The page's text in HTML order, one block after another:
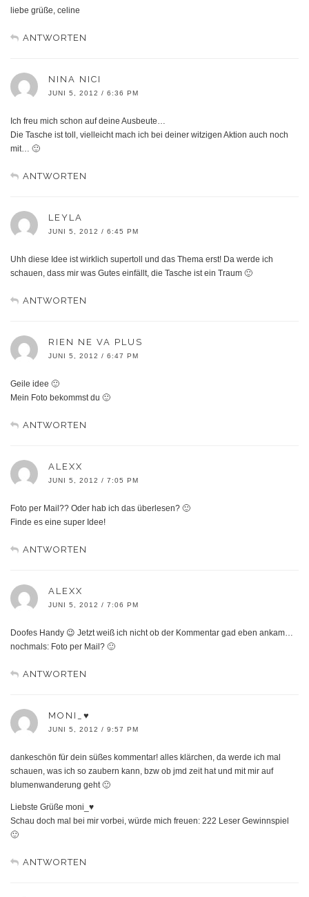
liebe grüße, celine
ANTWORTEN
NINA NICI
JUNI 5, 2012 / 6:36 PM
Ich freu mich schon auf deine Ausbeute…
Die Tasche ist toll, vielleicht mach ich bei deiner witzigen Aktion auch noch
mit… 🙂
ANTWORTEN
LEYLA
JUNI 5, 2012 / 6:45 PM
Uhh diese Idee ist wirklich supertoll und das Thema erst! Da werde ich
schauen, dass mir was Gutes einfällt, die Tasche ist ein Traum 🙂
ANTWORTEN
RIEN NE VA PLUS
JUNI 5, 2012 / 6:47 PM
Geile idee 🙂
Mein Foto bekommst du 🙂
ANTWORTEN
ALEXX
JUNI 5, 2012 / 7:05 PM
Foto per Mail?? Oder hab ich das überlesen? 🙂
Finde es eine super Idee!
ANTWORTEN
ALEXX
JUNI 5, 2012 / 7:06 PM
Doofes Handy 😉 Jetzt weiß ich nicht ob der Kommentar gad eben ankam…
nochmals: Foto per Mail? 🙂
ANTWORTEN
MONI_♥
JUNI 5, 2012 / 9:57 PM
dankeschön für dein süßes kommentar! alles klärchen, da werde ich mal
schauen, was ich so zaubern kann, bzw ob jmd zeit hat und mit mir auf
blumenwanderung geht 🙂
Liebste Grüße moni_♥
Schau doch mal bei mir vorbei, würde mich freuen: 222 Leser Gewinnspiel
🙂
ANTWORTEN